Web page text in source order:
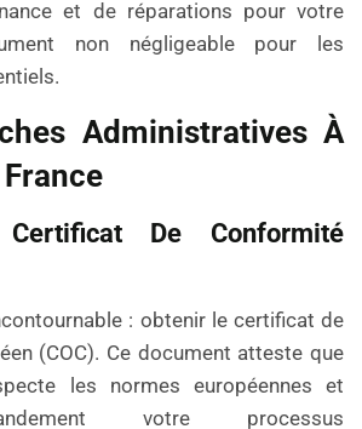
et de réparations pour votre
non négligeable pour les
Administratives À
De Conformité
: obtenir le certificat de
(COC). Ce document atteste que
les normes européennes et
votre processus